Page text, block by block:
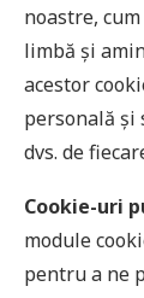
noastre,
limbă și
acestor
personală
dvs. de
Cookie-uri
module
pentru a ne